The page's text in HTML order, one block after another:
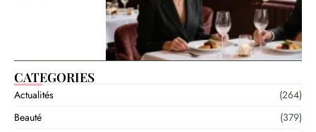
CATEGORIES
Actualités
(264)
Beauté
(379)